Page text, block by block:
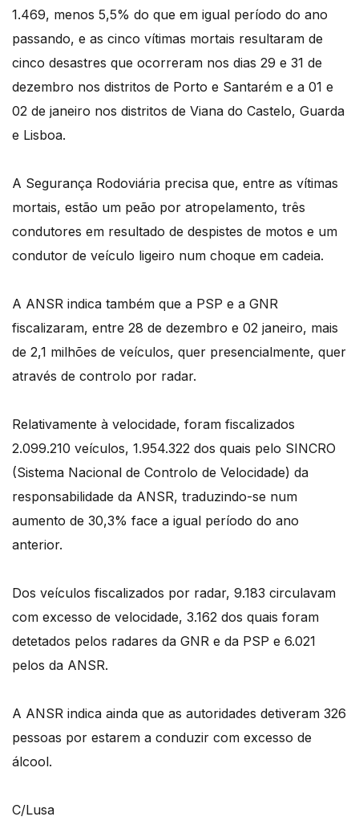
1.469, menos 5,5% do que em igual período do ano
passando, e as cinco vítimas mortais resultaram de
cinco desastres que ocorreram nos dias 29 e 31 de
dezembro nos distritos de Porto e Santarém e a 01 e
02 de janeiro nos distritos de Viana do Castelo, Guarda
e Lisboa.
A Segurança Rodoviária precisa que, entre as vítimas
mortais, estão um peão por atropelamento, três
condutores em resultado de despistes de motos e um
condutor de veículo ligeiro num choque em cadeia.
A ANSR indica também que a PSP e a GNR
fiscalizaram, entre 28 de dezembro e 02 janeiro, mais
de 2,1 milhões de veículos, quer presencialmente, quer
através de controlo por radar.
Relativamente à velocidade, foram fiscalizados
2.099.210 veículos, 1.954.322 dos quais pelo SINCRO
(Sistema Nacional de Controlo de Velocidade) da
responsabilidade da ANSR, traduzindo-se num
aumento de 30,3% face a igual período do ano
anterior.
Dos veículos fiscalizados por radar, 9.183 circulavam
com excesso de velocidade, 3.162 dos quais foram
detetados pelos radares da GNR e da PSP e 6.021
pelos da ANSR.
A ANSR indica ainda que as autoridades detiveram 326
pessoas por estarem a conduzir com excesso de
álcool.
C/Lusa